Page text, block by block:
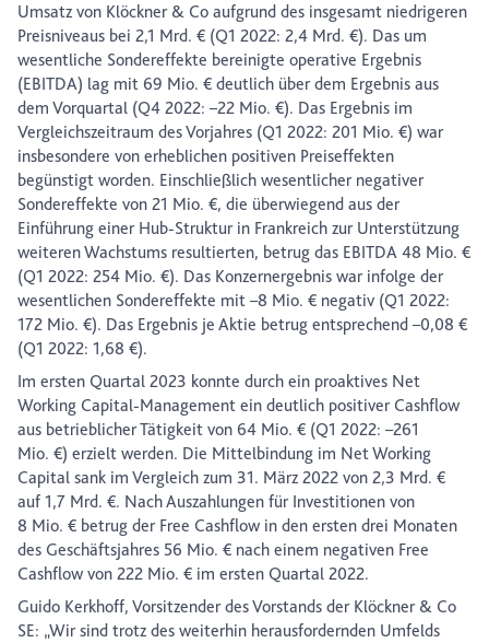
Umsatz von Klöckner & Co aufgrund des insgesamt niedrigeren
Preisniveaus bei 2,1 Mrd. € (Q1 2022: 2,4 Mrd. €). Das um
wesentliche Sondereffekte bereinigte operative Ergebnis
(EBITDA) lag mit 69 Mio. € deutlich über dem Ergebnis aus
dem Vorquartal (Q4 2022: –22 Mio. €). Das Ergebnis im
Vergleichszeitraum des Vorjahres (Q1 2022: 201 Mio. €) war
insbesondere von erheblichen positiven Preiseffekten
begünstigt worden. Einschließlich wesentlicher negativer
Sondereffekte von 21 Mio. €, die überwiegend aus der
Einführung einer Hub-Struktur in Frankreich zur Unterstützung
weiteren Wachstums resultierten, betrug das EBITDA 48 Mio. €
(Q1 2022: 254 Mio. €). Das Konzernergebnis war infolge der
wesentlichen Sondereffekte mit –8 Mio. € negativ (Q1 2022:
172 Mio. €). Das Ergebnis je Aktie betrug entsprechend –0,08 €
(Q1 2022: 1,68 €).
Im ersten Quartal 2023 konnte durch ein proaktives Net
Working Capital-Management ein deutlich positiver Cashflow
aus betrieblicher Tätigkeit von 64 Mio. € (Q1 2022: –261
Mio. €) erzielt werden. Die Mittelbindung im Net Working
Capital sank im Vergleich zum 31. März 2022 von 2,3 Mrd. €
auf 1,7 Mrd. €. Nach Auszahlungen für Investitionen von
8 Mio. € betrug der Free Cashflow in den ersten drei Monaten
des Geschäftsjahres 56 Mio. € nach einem negativen Free
Cashflow von 222 Mio. € im ersten Quartal 2022.
Guido Kerkhoff, Vorsitzender des Vorstands der Klöckner & Co
SE: „Wir sind trotz des weiterhin herausfordernden Umfelds